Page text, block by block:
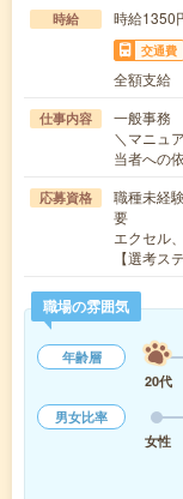
時給 時給1350
交通費
全額支給
仕事内容
一般事務
＼マニュ
当者への
応募資格
職種未経
要
エクセル
【選考
職場の雰囲気
年齢層
20代
男女比率
女性